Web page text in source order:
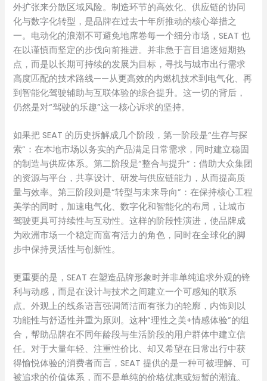
外扩张来分散区域风险。制造环节的高效化、供应链的协同
化与数字化转型，是品牌在过去十年所推动的核心举措之
一。电动化的浪潮不可避免地席卷每一个细分市场，SEAT 也
在以谨慎而坚定的步伐向前推进。并非急于盲目追逐短期热
点，而是以长期可持续的发展为目标，寻找与城市出行需求
高度匹配的技术路线——从更高效的内燃机技术到电气化、再
到智能化驾驶辅助与互联体验的综合提升。这一切的背后，
仍然是对“驾驶的乐趣”这一核心诉求的坚持。
如果把 SEAT 的历史拆解成几个阶段，第一阶段是“生存与探
索”：在本地市场以务实的产品满足日常需求，同时建立稳固
的制造与供应体系。第二阶段是“整合与提升”：借助大众集团
的资源与平台，共享设计、研发与供应链能力，从而提高质
量与效率。第三阶段则是“转型与未来导向”：在保持核心工程
美学的同时，加速电气化、数字化和智能化的布局，让城市
驾驶更具可持续性与互动性。这样的阶段性演进，使品牌成
为欧洲市场一个稳定而富有活力的角色，同时在全球化的脚
步中保持灵活性与创新性。
更重要的是，SEAT 在塑造品牌形象时并非单纯追求外观的锋
利与动感，而是在设计与技术之间建立一个可感知的联系
点。外观上的线条语言强调简洁而有张力的轮廓，内饰则以
功能性与舒适性并重为原则。这种“理性之美+情感体验”的组
合，帮助品牌在不同年龄段与生活阶段的用户群体中建立信
任。对于大量年轻、注重性价比、却又希望在日常出行中获
得愉悦体验的消费者而言，SEAT 提供的是一种可被理解、可
被追求的价值体系，而不是单纯的价格优惠或短暂的潮流。